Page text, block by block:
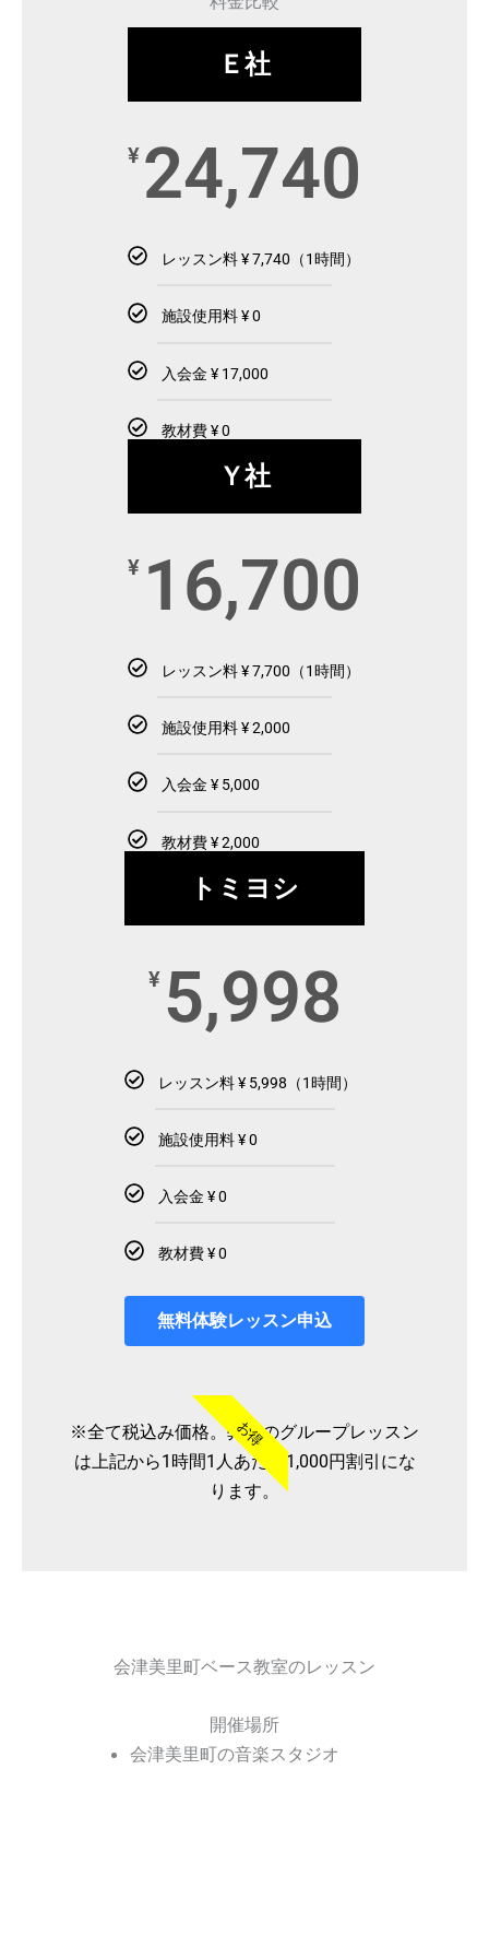
Ｅ社
¥ 24,740
レッスン料 ¥ 7,740（1時間）
施設使用料 ¥ 0
入会金 ¥ 17,000
教材費 ¥ 0
Ｙ社
¥ 16,700
レッスン料 ¥ 7,700（1時間）
施設使用料 ¥ 2,000
入会金 ¥ 5,000
教材費 ¥ 2,000
トミヨシ
¥ 5,998
レッスン料 ¥ 5,998（1時間）
施設使用料 ¥ 0
入会金 ¥ 0
教材費 ¥ 0
無料体験レッスン申込
お得
※全て税込み価格。弊社のグループレッスン
は上記から1時間1人あたり1,000円割引にな
ります。
会津美里町ベース教室のレッスン
開催場所
会津美里町の音楽スタジオ